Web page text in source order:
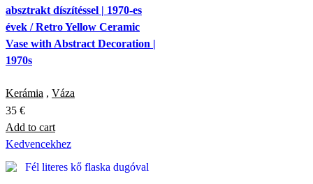
absztrakt díszítéssel | 1970-es
évek / Retro Yellow Ceramic
Vase with Abstract Decoration |
1970s
Kerámia , Váza
35 €
Add to cart
Kedvencekhez